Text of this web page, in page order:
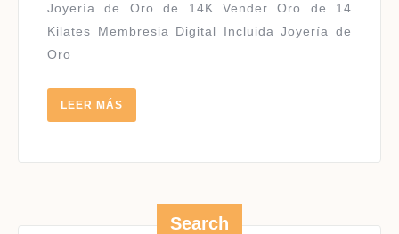
Joyería de Oro de 14K Vender Oro de 14
Kilates Membresia Digital Incluida Joyería de
Oro
LEER MÁS
MÁS
Search